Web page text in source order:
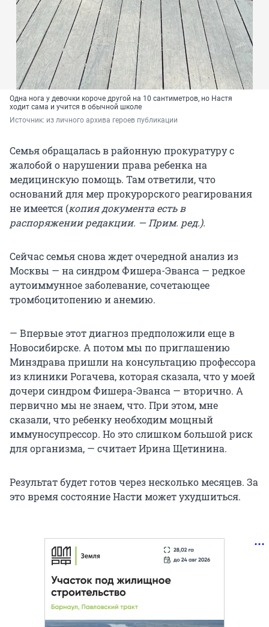
Одна нога у девочки короче другой на 10 сантиметров, но Настя
ходит сама и учится в обычной школе
Источник: из личного архива героев публикации
Семья обращалась в районную прокуратуру с
жалобой о нарушении права ребенка на
медицинскую помощь. Там ответили, что
оснований для мер прокурорского реагирования
не имеется (копия документа есть в
распоряжении редакции. — Прим. ред.).
Сейчас семья снова ждет очередной анализ из
Москвы — на синдром Фишера-Эванса — редкое
аутоиммунное заболевание, сочетающее
тромбоцитопению и анемию.
— Впервые этот диагноз предположили еще в
Новосибирске. А потом мы по приглашению
Минздрава пришли на консультацию профессора
из клиники Рогачева, которая сказала, что у моей
дочери синдром Фишера-Эванса — вторично. А
первично мы не знаем, что. При этом, мне
сказали, что ребенку необходим мощный
иммуносупрессор. Но это слишком большой риск
для организма, — считает Ирина Щетинина.
Результат будет готов через несколько месяцев. За
это время состояние Насти может ухудшиться.